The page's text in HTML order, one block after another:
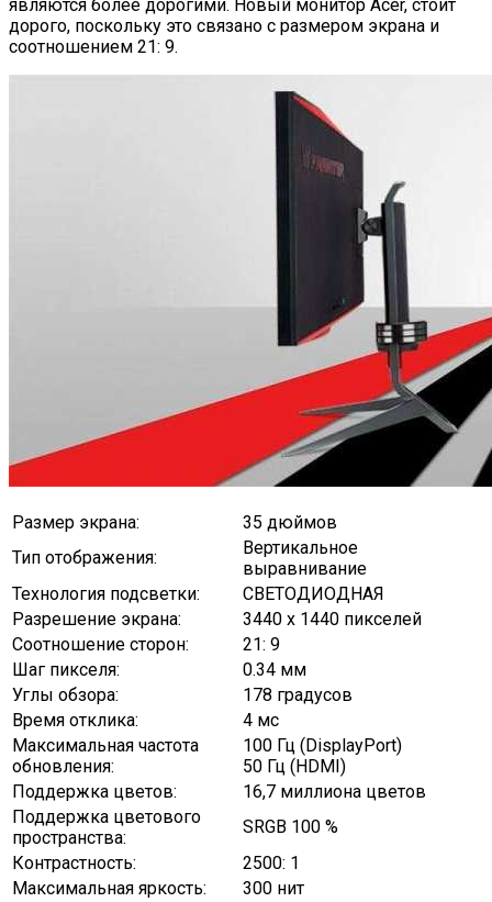
являются более дорогими. Новый монитор Acer, стоит
дорого, поскольку это связано с размером экрана и
соотношением 21: 9.
Размер экрана:
35 дюймов
Тип отображения:
Вертикальное
выравнивание
Технология подсветки:
СВЕТОДИОДНАЯ
Разрешение экрана:
3440 х 1440 пикселей
Соотношение сторон:
21: 9
Шаг пикселя:
0.34 мм
Углы обзора:
178 градусов
Время отклика:
4 мс
Максимальная частота
обновления:
100 Гц (DisplayPort)
50 Гц (HDMI)
Поддержка цветов:
16,7 миллиона цветов
Поддержка цветового
пространства:
SRGB 100 %
Контрастность:
2500: 1
Максимальная яркость:
300 нит